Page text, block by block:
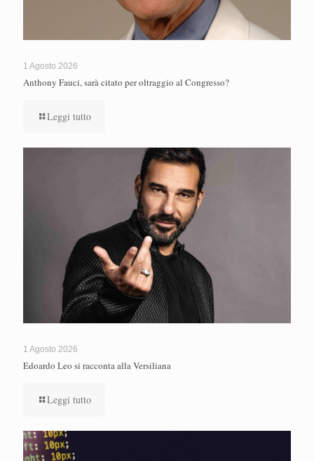
1 Agosto 2026
Anthony Fauci, sarà citato per oltraggio al Congresso?
Leggi tutto
1 Agosto 2026
Edoardo Leo si racconta alla Versiliana
Leggi tutto